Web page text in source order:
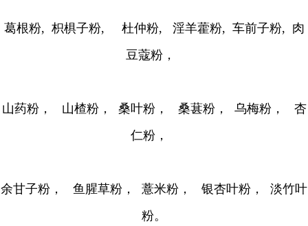
葛根粉, 枳椇子粉, 杜仲粉, 淫羊藿粉, 车前子粉, 肉
豆蔻粉，
山药粉， 山楂粉， 桑叶粉， 桑葚粉， 乌梅粉， 杏
仁粉，
余甘子粉， 鱼腥草粉， 薏米粉， 银杏叶粉， 淡竹叶
粉。